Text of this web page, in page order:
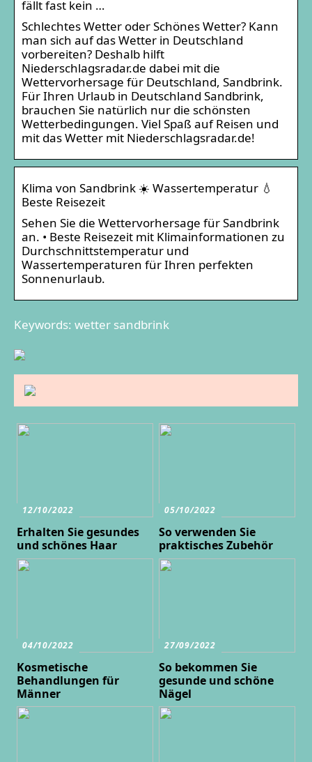
fällt fast kein …
Schlechtes Wetter oder Schönes Wetter? Kann
man sich auf das Wetter in Deutschland
vorbereiten? Deshalb hilft
Niederschlagsradar.de dabei mit die
Wettervorhersage für Deutschland, Sandbrink.
Für Ihren Urlaub in Deutschland Sandbrink,
brauchen Sie natürlich nur die schönsten
Wetterbedingungen. Viel Spaß auf Reisen und
mit das Wetter mit Niederschlagsradar.de!
Klima von Sandbrink ☀️ Wassertemperatur 💧
Beste Reisezeit
Sehen Sie die Wettervorhersage für Sandbrink
an. • Beste Reisezeit mit Klimainformationen zu
Durchschnittstemperatur und
Wassertemperaturen für Ihren perfekten
Sonnenurlaub.
Keywords: wetter sandbrink
12/10/2022
Erhalten Sie gesundes
und schönes Haar
05/10/2022
So verwenden Sie
praktisches Zubehör
04/10/2022
Kosmetische
Behandlungen für
Männer
27/09/2022
So bekommen Sie
gesunde und schöne
Nägel